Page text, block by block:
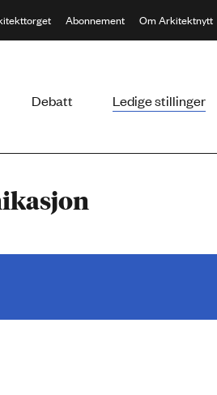
Abonnement Om Arkitektnytt
Debatt Ledige stillinger